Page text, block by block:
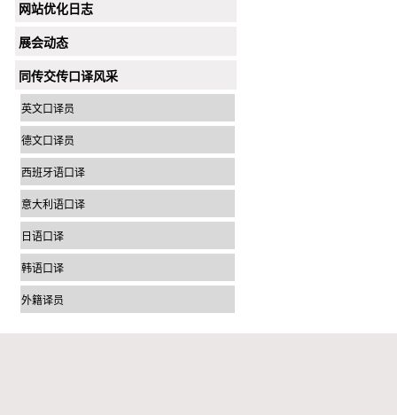
网站优化日志
展会动态
同传交传口译风采
英文口译员
德文口译员
西班牙语口译
意大利语口译
日语口译
韩语口译
外籍译员